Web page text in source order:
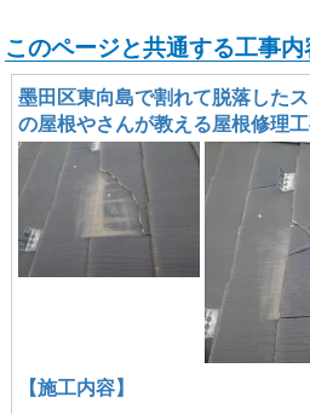
このページと共通する工事
墨田区東向島で割れて脱落した
の屋根やさんが教える屋根修理
【施工内容】